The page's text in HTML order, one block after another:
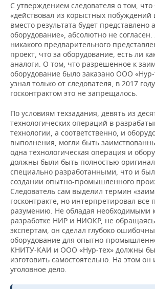
С утверждением следователя о том, что
«действовал из корыстных побуждений
вместо результата будет представлено
оборудование», абсолютно не
никакого предварительного
проект, что за оборудование, есть ли
аналоги. О том, что разрешенное к
оборудование было заказано ООО
узнал только от следователя, в 2017
госконтрактом это не запрещалось.
По условиям техзадания, девять из
технологических операций в
технологии, а соответственно, и
выполнения, могли быть
одна технологическая операция и
должны были быть полностью
специально разработанными, что и
создании опытно-промышленного
Следователь сам выделил термин
госконтракте, но интерпретировал все
разумению. Не обладая необходимыми
разработке НИР и НИОКР, не
экспертам, он сделал глубоко
оборудование для опытно-
КНИТУ-КАИ и ООО «Нур-тех» должны
изготовить самостоятельно. На этом он
уголовное дело.